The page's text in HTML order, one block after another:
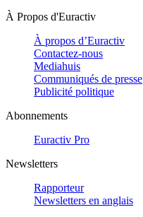
À Propos d'Euractiv
À propos d’Euractiv
Contactez-nous
Mediahuis
Communiqués de presse
Publicité politique
Abonnements
Euractiv Pro
Newsletters
Rapporteur
Newsletters en anglais